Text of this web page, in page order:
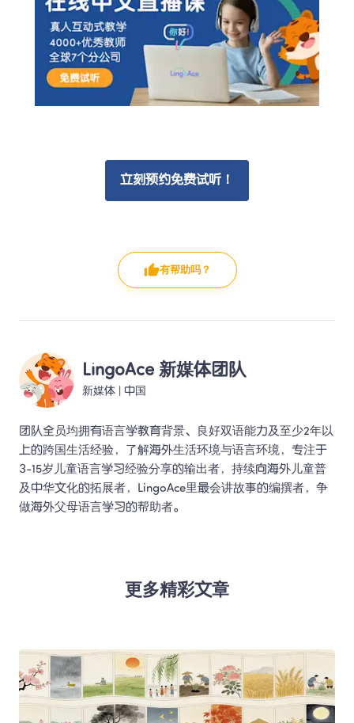
立刻预约免费试听！
有帮助吗？
LingoAce 新媒体团队
新媒体 中国
团队全员均拥有语言学教育背景、良好双语能力及至少2年以
上的跨国生活经验，了解海外生活环境与语言环境，专注于
3-15岁儿童语言学习经验分享的输出者，持续向海外儿童普
及中华文化的拓展者，LingoAce里最会讲故事的编撰者，争
做海外父母语言学习的帮助者。
更多精彩文章